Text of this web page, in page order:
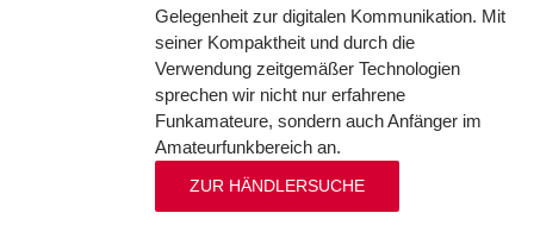
Gelegenheit zur digitalen Kommunikation. Mit
seiner Kompaktheit und durch die
Verwendung zeitgemäßer Technologien
sprechen wir nicht nur erfahrene
Funkamateure, sondern auch Anfänger im
Amateurfunkbereich an.
ZUR HÄNDLERSUCHE